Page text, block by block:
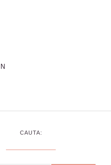
CAUTA: